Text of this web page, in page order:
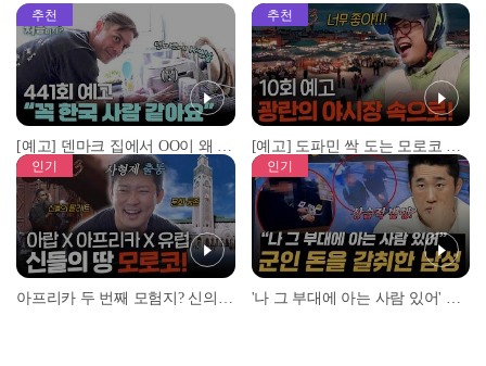
추천
[예고] 덴마크 집에서 OO이 왜 나와...? 이상할 정도로 한국을 사랑하는 우리 형을 제보합니다!
추천
[예고] 도파민 싹 도는 모로코 야시장 투어!
인기 인기